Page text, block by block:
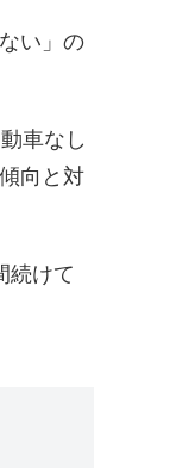
い」の
車なし
向と対
続けて